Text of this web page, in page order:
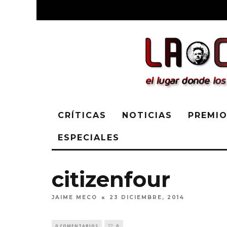
CRÍTICAS NOTICIAS
ESPECIALES
citizenfour
JAIME MECO 23 DICIEMBRE, 2014